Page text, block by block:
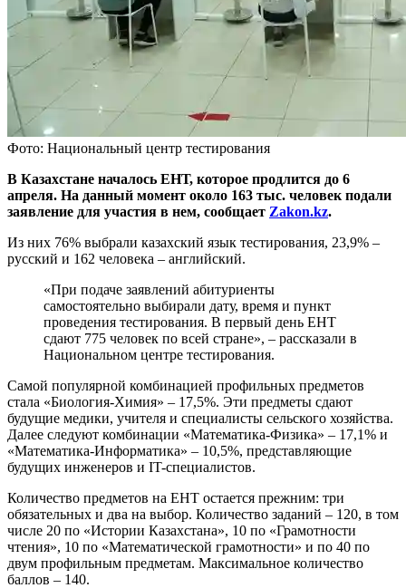
Фото: Национальный центр тестирования
В Казахстане началось ЕНТ, которое продлится до 6
апреля. На данный момент около 163 тыс. человек подали
заявление для участия в нем, сообщает Zakon.kz.
Из них 76% выбрали казахский язык тестирования, 23,9% –
русский и 162 человека – английский.
«При подаче заявлений абитуриенты
самостоятельно выбирали дату, время и пункт
проведения тестирования. В первый день ЕНТ
сдают 775 человек по всей стране», – рассказали в
Национальном центре тестирования.
Самой популярной комбинацией профильных предметов
стала «Биология-Химия» – 17,5%. Эти предметы сдают
будущие медики, учителя и специалисты сельского хозяйства.
Далее следуют комбинации «Математика-Физика» – 17,1% и
«Математика-Информатика» – 10,5%, представляющие
будущих инженеров и IT-специалистов.
Количество предметов на ЕНТ остается прежним: три
обязательных и два на выбор. Количество заданий – 120, в том
числе 20 по «Истории Казахстана», 10 по «Грамотности
чтения», 10 по «Математической грамотности» и по 40 по
двум профильным предметам. Максимальное количество
баллов – 140.